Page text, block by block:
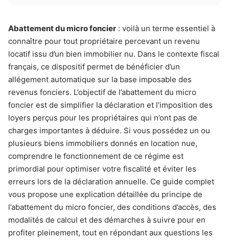
Abattement du micro foncier : voilà un terme essentiel à
connaître pour tout propriétaire percevant un revenu
locatif issu d’un bien immobilier nu. Dans le contexte fiscal
français, ce dispositif permet de bénéficier d’un
allégement automatique sur la base imposable des
revenus fonciers. L’objectif de l’abattement du micro
foncier est de simplifier la déclaration et l’imposition des
loyers perçus pour les propriétaires qui n’ont pas de
charges importantes à déduire. Si vous possédez un ou
plusieurs biens immobiliers donnés en location nue,
comprendre le fonctionnement de ce régime est
primordial pour optimiser votre fiscalité et éviter les
erreurs lors de la déclaration annuelle. Ce guide complet
vous propose une explication détaillée du principe de
l’abattement du micro foncier, des conditions d’accès, des
modalités de calcul et des démarches à suivre pour en
profiter pleinement, tout en répondant aux questions les